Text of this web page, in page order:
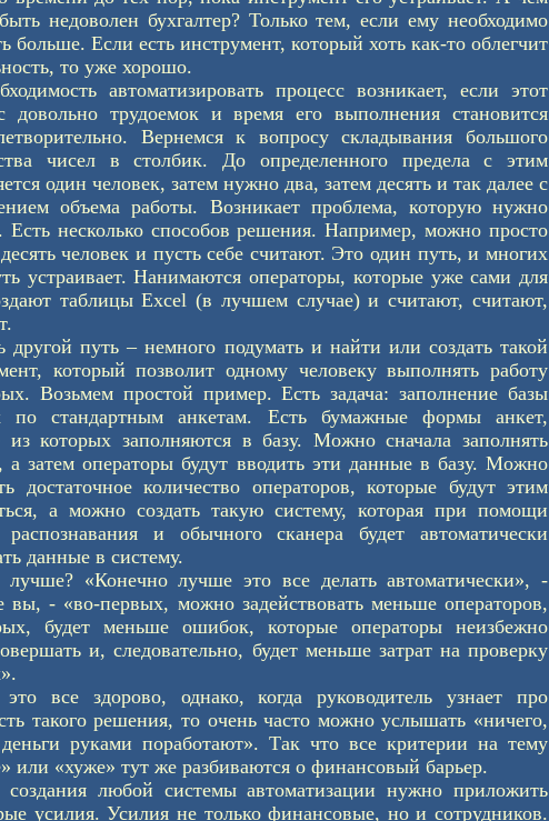
недоволен бухгалтер? Только тем, если ему необходимо
больше. Если есть инструмент, который хоть как-то облегчит
то уже хорошо.
автоматизировать процесс возникает, если этот
довольно трудоемок и время его выполнения становится
Вернемся к вопросу складывания большого
чисел в столбик. До определенного предела с этим
один человек, затем нужно два, затем десять и так далее с
объема работы. Возникает проблема, которую нужно
Есть несколько способов решения. Например, можно просто
человек и пусть себе считают. Это один путь, и многих
устраивает. Нанимаются операторы, которые уже сами для
таблицы Excel (в лучшем случае) и считают, считают,
другой путь – немного подумать и найти или создать такой
который позволит одному человеку выполнять работу
Возьмем простой пример. Есть задача: заполнение базы
по стандартным анкетам. Есть бумажные формы анкет,
из которых заполняются в базу. Можно сначала заполнять
а затем операторы будут вводить эти данные в базу. Можно
достаточное количество операторов, которые будут этим
а можно создать такую систему, которая при помощи
распознавания и обычного сканера будет автоматически
данные в систему.
лучше? «Конечно лучше это все делать автоматически», -
вы, - «во-первых, можно задействовать меньше операторов,
будет меньше ошибок, которые операторы неизбежно
и, следовательно, будет меньше затрат на проверку
все здорово, однако, когда руководитель узнает про
такого решения, то очень часто можно услышать «ничего,
руками поработают». Так что все критерии на тему
или «хуже» тут же разбиваются о финансовый барьер.
создания любой системы автоматизации нужно приложить
усилия. Усилия не только финансовые, но и сотрудников.